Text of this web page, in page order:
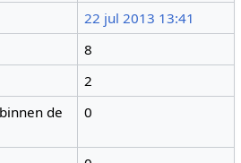
22 jul 2013 13:41
8
2
de
0